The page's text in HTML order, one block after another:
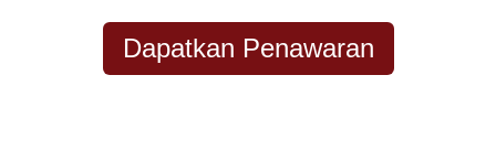
Dapatkan Penawaran